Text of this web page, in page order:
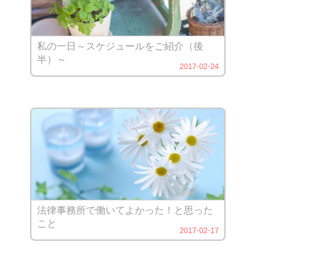
私の一日～スケジュールをご紹介（後
半）～
2017-02-24
法律事務所で働いてよかった！と思った
こと
2017-02-17